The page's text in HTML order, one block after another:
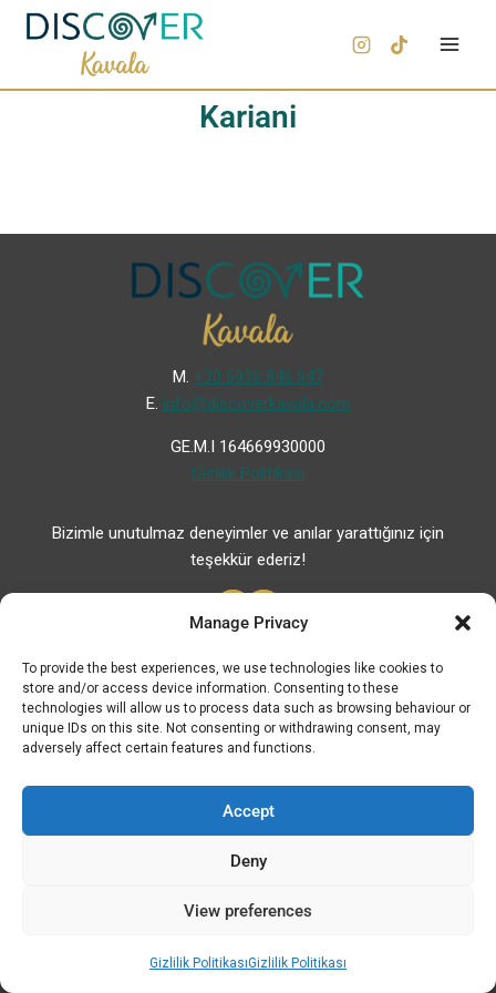
Manage Privacy
To provide the best experiences, we use technologies like cookies to
store and/or access device information. Consenting to these
technologies will allow us to process data such as browsing behaviour or
unique IDs on this site. Not consenting or withdrawing consent, may
adversely affect certain features and functions.
Accept
Deny
View preferences
Gizlilik PolitikasıGizlilik Politikası
Kariani
Μ. +30 6936 846 647
Ε. info@discoverkavala.com
GE.M.I 164669930000
Gizlilik Politikası
Bizimle unutulmaz deneyimler ve anılar yarattığınız için
teşekkür ederiz!
Faydalı Bağlantılar
Faydalı Telefonlar
Hastaneler
Yakıt Fiyatları
ATM – BANKALAR
Elegance